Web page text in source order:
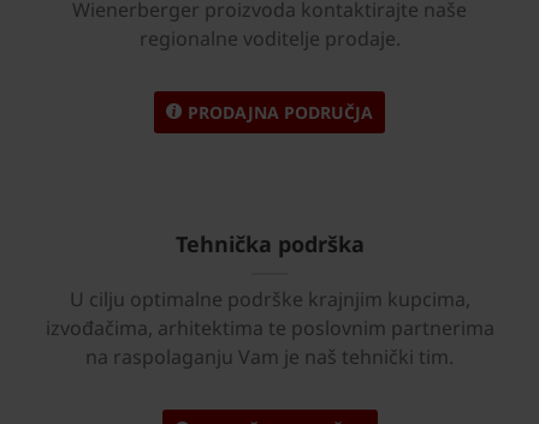
Wienerberger proizvoda kontaktirajte naše
regionalne voditelje prodaje.
PRODAJNA PODRUČJA
Tehnička podrška
U cilju optimalne podrške krajnjim kupcima,
izvođačima, arhitektima te poslovnim partnerima
na raspolaganju Vam je naš tehnički tim.